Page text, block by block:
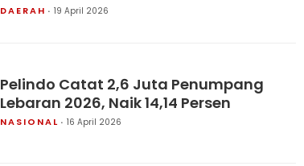
DAERAH 19 April 2026
Pelindo Catat 2,6 Juta Penumpang
Lebaran 2026, Naik 14,14 Persen
NASIONAL 16 April 2026